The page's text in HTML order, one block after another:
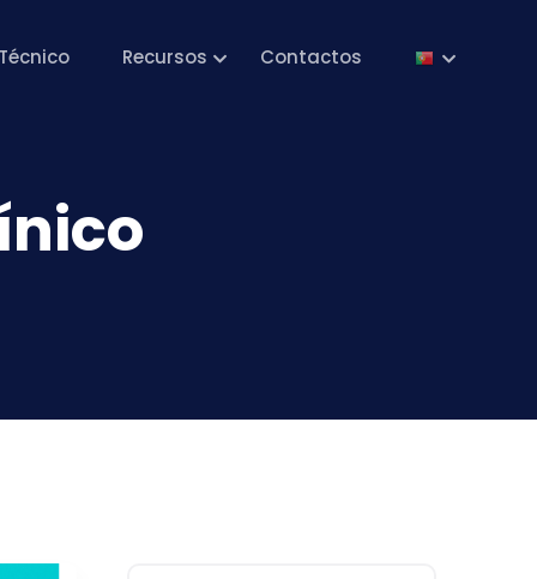
Recursos Contactos